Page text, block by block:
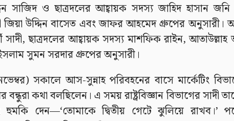
সাজিদ ও ছাত্রদলের আহ্বায়ক সদস্য জাহিদ হাসান জনি
জিয়া উদ্দিন বাসেত এবং জাফর আহমেদ গ্রুপের অনুসারী।
সাদী, ছাত্রদলের আহ্বায়ক সদস্য মাশফিক রাইন,
সুমন সরদার গ্রুপের অনুসারী।
সকালে আস-সুন্নাহ পরিবহনের বাসে মার্কেটিং
বন্ধুরা কথা বলছিলেন। এ সময় রাষ্ট্রবিজ্ঞান বিভাগের সাদী
দেন—‘তোমাকে দ্বিতীয় গেটে ঝুলিয়ে রাখব।’